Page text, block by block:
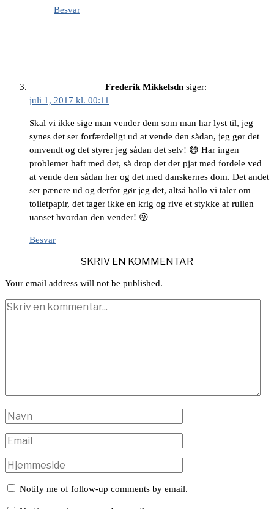
Besvar
Frederik Mikkelsdn siger:
juli 1, 2017 kl. 00:11
Skal vi ikke sige man vender dem som man har lyst til, jeg
synes det ser forfærdeligt ud at vende den sådan, jeg gør det
omvendt og det styrer jeg sådan det selv! 😅 Har ingen
problemer haft med det, så drop det der pjat med fordele ved
at vende den sådan her og det med danskernes dom. Det andet
ser pænere ud og derfor gør jeg det, altså hallo vi taler om
toiletpapir, det tager ikke en krig og rive et stykke af rullen
uanset hvordan den vender! 😜
Besvar
SKRIV EN KOMMENTAR
Your email address will not be published.
Notify me of follow-up comments by email.